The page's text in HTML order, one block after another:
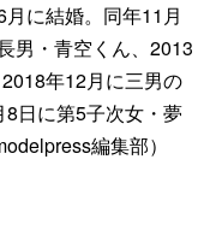
に結婚。同年11月
男・青空くん、2013
年12月に三男の
日に第5子次女・夢
編集部）